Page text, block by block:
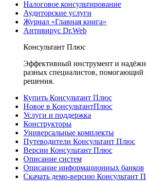
Налоговое консультирование
Аудиторские услуги
Журнал «Главная книга»
Антивирус Dr.Web
Консультант Плюс
Эффективный инструмент и
разных специалистов,
решения.
Купить Консультант Плюс
Новое в КонсультантПлюс
Услуги и поддержка
Конструкторы
Универсальные комплекты
Путеводители Консультант Плюс
Версии Консультант Плюс
Описание систем
Описание информационных банков
Скачать демо-версию Консультант